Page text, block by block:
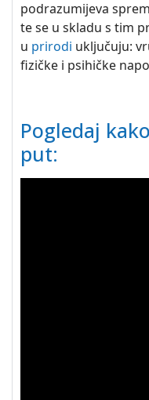
podrazumijeva
te se u skladu s tim
u prirodi uključuju:
fizičke i psihičke
Pogledaj
put: